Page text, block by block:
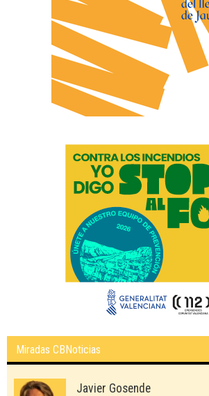
Miradas CBNoticias
Javier Gosende